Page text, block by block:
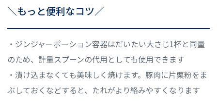
＼もっと便利なコツ／
・ジンジャーポーション容器はだいたい大さじ1杯と同量
のため、計量スプーンの代用としても使用できます
・漬け込まなくても美味しく焼けます。豚肉に片栗粉をま
ぶしておくなどすると、たれがより絡みやすくなります